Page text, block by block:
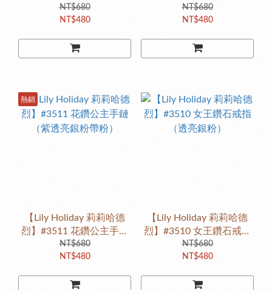
鍊（清透粉） #舒服好氣
色 #職場必備 #溫柔好感
NT$680
NT$480
環（珠光粉） #一層就好
看 #職場必備 #溫柔好太太
NT$680
NT$480
熱銷
【Lily Holiday 莉莉哈德
烈】#3511 花鑽公主手鏈
（紫透亮銀粉帶粉）
NT$680
NT$480
【Lily Holiday 莉莉哈德
烈】#3510 女王鑽石戒指
（透亮銀粉）
NT$680
NT$480